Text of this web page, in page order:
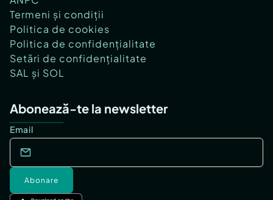
Termeni și condiții
Politica de cookies
Politica de confidențialitate
Setări de confidențialitate
SAL și SOL
Abonează-te la newsletter
Email
Abonare